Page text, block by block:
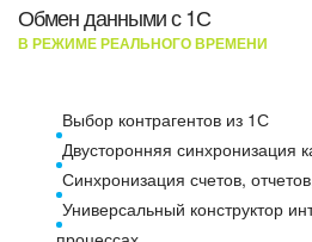
Обмен данными с 1С
В РЕЖИМЕ РЕАЛЬНОГО ВРЕМЕНИ
Выбор контрагентов из 1С
Двусторонняя синхронизация
Синхронизация счетов,
Универсальный конструктор